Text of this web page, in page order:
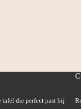
tafel die perfect past bij